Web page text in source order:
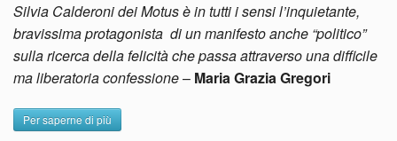
Silvia Calderoni dei Motus è in tutti i sensi l’inquietante,
bravissima protagonista di un manifesto anche “politico”
sulla ricerca della felicità che passa attraverso una difficile
ma liberatoria confessione– Maria Grazia Gregori
Per saperne di più